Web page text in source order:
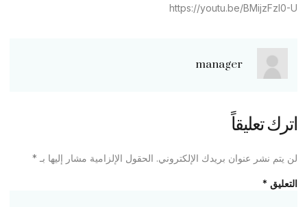
https://youtu.be/BMijzFzl0-U
manager
اترك تعليقاً
لن يتم نشر عنوان بريدك الإلكتروني. الحقول الإلزامية مشار إليها بـ *
التعليق *